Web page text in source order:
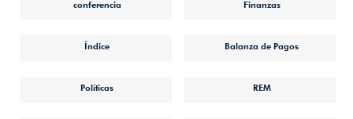
conferencia Finanzas
Índice Balanza de Pagos
Políticas REM